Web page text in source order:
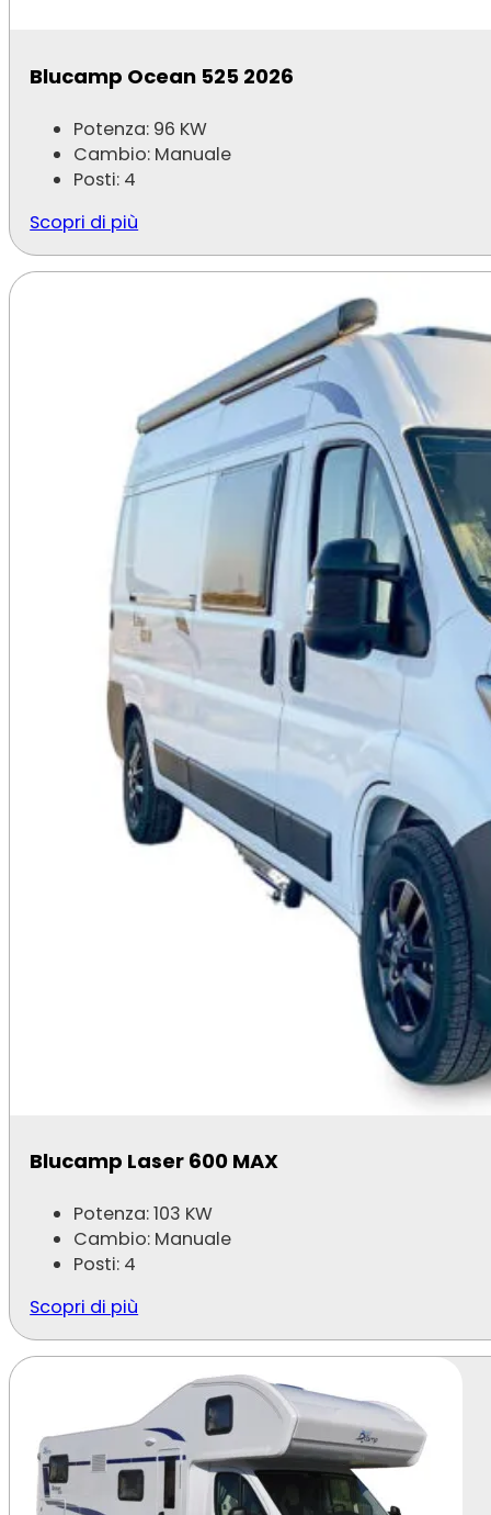
Blucamp Ocean 525 2026
Potenza: 96 KW
Cambio: Manuale
Posti: 4
Scopri di più
Blucamp Laser 600 MAX
Potenza: 103 KW
Cambio: Manuale
Posti: 4
Scopri di più